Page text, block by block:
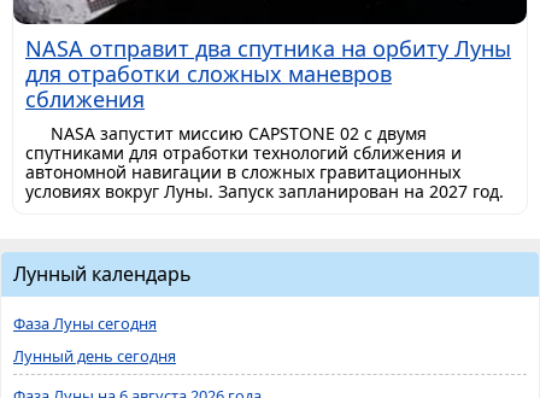
NASA отправит два спутника на орбиту Луны
для отработки сложных маневров
сближения
NASA запустит миссию CAPSTONE 02 с двумя
спутниками для отработки технологий сближения и
автономной навигации в сложных гравитационных
условиях вокруг Луны. Запуск запланирован на 2027 год.
Лунный календарь
Фаза Луны сегодня
Лунный день сегодня